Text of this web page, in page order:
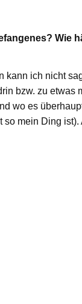
Wie
kann ich nicht
bzw. zu etwas
wo es
mein Ding